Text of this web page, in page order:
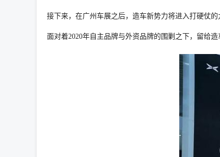
接下来，在广州车展之后，造车新势力将进入打硬仗的
面对着2020年自主品牌与外资品牌的围剿之下，留给